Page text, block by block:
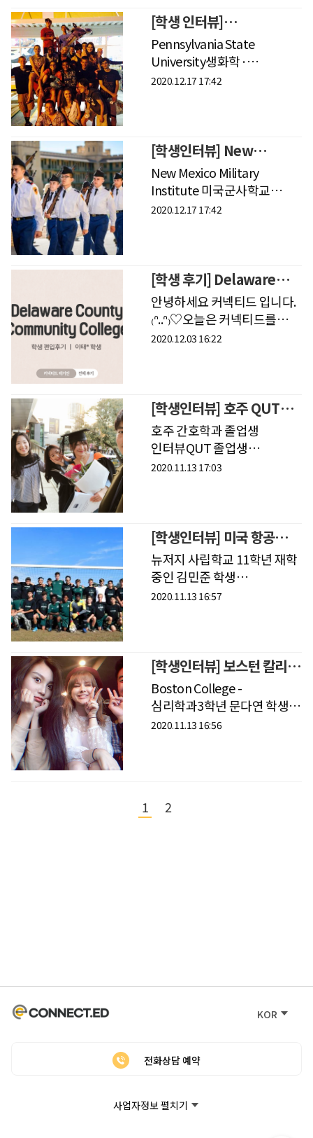
[학생 인터뷰]
Pennsylvania State
University 생화학·
Pennsylvania State
University생화학·
분자생물학 졸업 박경민
연구에 대
2020.12.17 17:42
[학생인터뷰] New
Mexico Military
Institute 미국 군사학교
12학년 김** 학생
New Mexico Military
Institute 미국군사학교
12학년 김유현 학생Student
2020.12.17 17:42
[학생 후기] Delaware
County Community
College 편입후기
안녕하세요 커넥티드 입니다.
₍ᐢ..ᐢ₎♡오늘은 커넥티드를
통해서Delaware County
2020.12.03 16:22
[학생인터뷰] 호주 QUT
간호학과 졸업생 인터뷰
호주 간호학과 졸업생
인터뷰QUT 졸업생
서지원Studnet Interview 13​
타운즈빌에 있
2020.11.13 17:03
[학생인터뷰] 미국 항공
대학 준비하는 유학생
인터뷰
뉴저지 사립학교 11학년 재학
중인 김민준 학생
인터뷰Student Interview -
오른 김
2020.11.13 16:57
[학생인터뷰] 보스턴 칼리지
재학생 인터뷰
Boston College -
심리학과3학년 문다연 학생
인터뷰Student Interview -
2020.11.13 16:56
1 2
KOR
전화상담 예약
사업자정보 펼치기